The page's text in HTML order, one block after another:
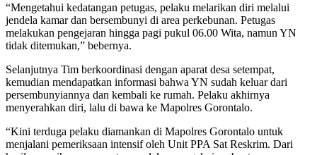
“Mengetahui kedatangan petugas, pelaku melarikan diri melalui
jendela kamar dan bersembunyi di area perkebunan. Petugas
melakukan pengejaran hingga pagi pukul 06.00 Wita, namun YN
tidak ditemukan,” bebernya.
Selanjutnya Tim berkoordinasi dengan aparat desa setempat,
kemudian mendapatkan informasi bahwa YN sudah keluar dari
persembunyiannya dan kembali ke rumah. Pelaku akhirnya
menyerahkan diri, lalu di bawa ke Mapolres Gorontalo.
“Kini terduga pelaku diamankan di Mapolres Gorontalo untuk
menjalani pemeriksaan intensif oleh Unit PPA Sat Reskrim. Dari